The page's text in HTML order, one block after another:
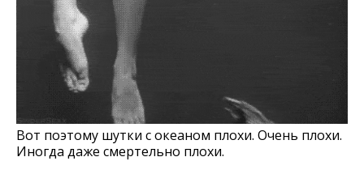
Вот поэтому шутки с океаном плохи. Очень плохи.
Иногда даже смертельно плохи.